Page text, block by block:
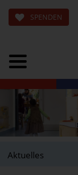
SPENDEN
Aktuelles